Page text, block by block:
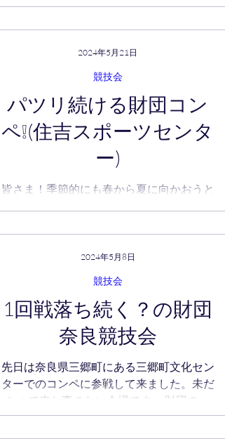
でwお許し下さい。 私達の参戦カテゴリー
れ10回は出ているので、新参者チック感
を...
パツリ続ける財団コン
ペ❕(住吉スポーツセンタ
ー)
皆さま！季節的にも春から夏に向かおうと
ペティションに参戦して参りました。 結
果が出ていない時は、ブログを書くにも筆
が進まず（笑）出来れば思い出したくない
のが本音...
競技会
2024年5月21日
1回戦落ち続く？の財団
奈良競技会
先日は奈良県三郷町にある三郷町文化セン
ターでのコンペに参戦して来ました。未だ
かつて来た事のない会場です。 財団のホ
ームページに警告⚠️が出ておりまして、近
競技会
2024年5月8日